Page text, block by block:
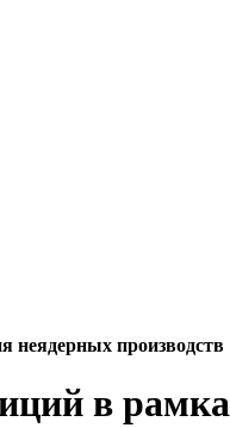
неядерных производств
в